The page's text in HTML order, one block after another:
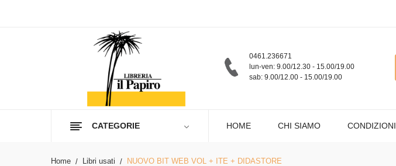
0461.236671
lun-ven: 9.00/12.30 - 15.00/19.00
sab: 9.00/12.00 - 15.00/19.00
CATEGORIE HOME CHI SIAMO CONDIZIONI
Home Libri usati NUOVO BIT WEB VOL + ITE + DIDASTORE